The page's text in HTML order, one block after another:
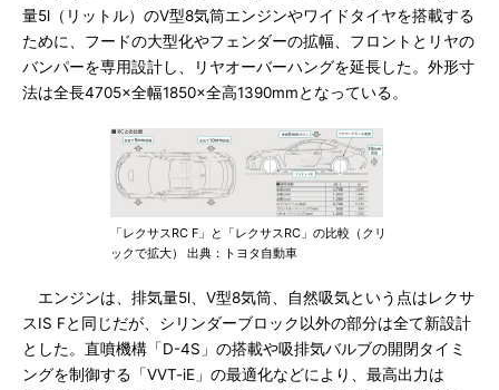
量5l（リットル）のV型8気筒エンジンやワイドタイヤを搭載する
ために、フードの大型化やフェンダーの拡幅、フロントとリヤの
バンパーを専用設計し、リヤオーバーハングを延長した。外形寸
法は全長4705×全幅1850×全高1390mmとなっている。
「レクサスRC F」と「レクサスRC」の比較（クリ
ックで拡大） 出典：トヨタ自動車
エンジンは、排気量5l、V型8気筒、自然吸気という点はレクサ
スIS Fと同じだが、シリンダーブロック以外の部分は全て新設計
とした。直噴機構「D-4S」の搭載や吸排気バルブの開閉タイミ
ングを制御する「VVT-iE」の最適化などにより、最高出力は